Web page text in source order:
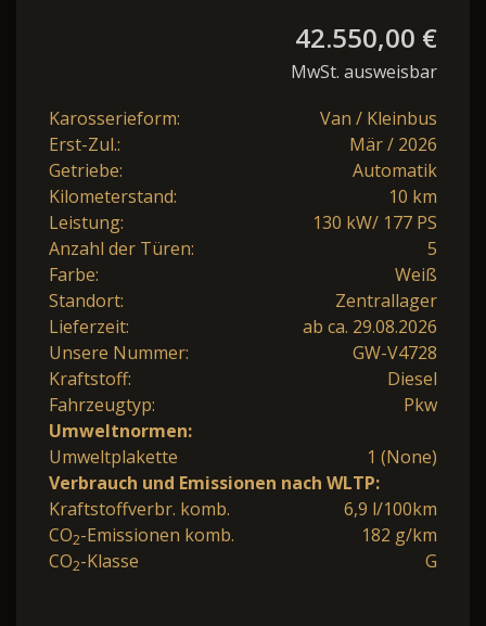
42.550,00 €
MwSt. ausweisbar
Karosserieform:
Van / Kleinbus
Erst-Zul.:
Mär / 2026
Getriebe:
Automatik
Kilometerstand:
10 km
Leistung:
130 kW/ 177 PS
Anzahl der Türen:
5
Farbe:
Weiß
Standort:
Zentrallager
Lieferzeit:
ab ca. 29.08.2026
Unsere Nummer:
GW-V4728
Kraftstoff:
Diesel
Fahrzeugtyp:
Pkw
Umweltnormen:
Umweltplakette
1 (None)
Verbrauch und Emissionen nach WLTP:
Kraftstoffverbr. komb.
6,9 l/100km
CO2-Emissionen komb.
182 g/km
CO2-Klasse G